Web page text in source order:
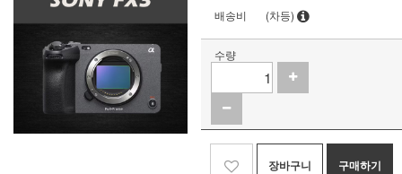
배송비
(차등)
수량
장바구니 구매하기